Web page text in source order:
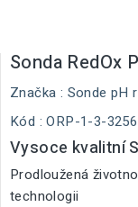
Sonda RedOx
Značka : Sonde pH
Kód : ORP-1-3-3256
Vysoce kvalitní
Prodloužená
technologii